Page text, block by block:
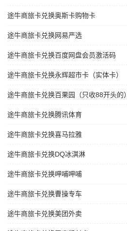
途牛商旅卡兑换奥斯卡购物卡
途牛商旅卡兑换网易严选
途牛商旅卡兑换百度网盘会员激活码
途牛商旅卡兑换永辉超市卡（实体卡）
途牛商旅卡兑换百果园（只收88开头的）
途牛商旅卡兑换腾讯体育
途牛商旅卡兑换喜马拉雅
途牛商旅卡兑换DQ冰淇淋
途牛商旅卡兑换呷哺呷哺
途牛商旅卡兑换曹操专车
途牛商旅卡兑换美团外卖